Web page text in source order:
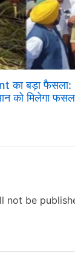
का बड़ा फैसला:
को मिलेगा
not be